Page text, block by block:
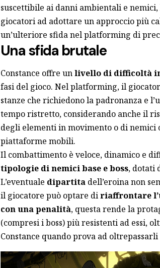
suscettibile ai danni ambientali e
giocatori ad adottare un approccio più
un’ulteriore sfida nel platforming di
Una sfida brutale
Constance offre unlivello di difficoltà
fasi del gioco. Nel platforming, il
stanze che richiedono la padronanza e
tempo ristretto, considerando anche il
degli elementi in movimento o di
piattaforme mobili.
Il combattimento è veloce, dinamico e
tipologie di nemici base e boss, dotati
L’eventuale dipartitadell’eroina non
il giocatore può optare diriaffrontare
con una penalità, questa rende la
(compresi i boss) più resistenti ad essi,
Constance quando prova ad oltrepassarli